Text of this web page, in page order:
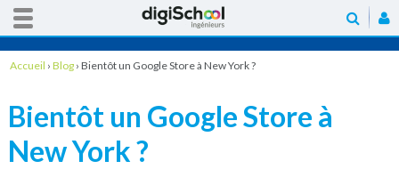
Accueil › Blog › Bientôt un Google Store à New York ?
Bientôt un Google Store à
New York ?